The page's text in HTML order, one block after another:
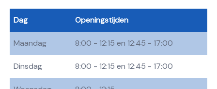
Dag Openingstijden
Maandag 8:00 - 12:15 en 12:45 - 17:00
Dinsdag 8:00 - 12:15 en 12:45 - 17:00